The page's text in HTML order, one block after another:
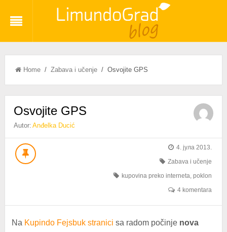
Home/ Zabava i učenje/ Osvojite GPS
Osvojite GPS
Autor: Anđelka Ducić
4. јула 2013.
Zabava i učenje
kupovina preko interneta,poklon
4 komentara
Na Kupindo Fejsbuk stranici sa radom počinje nova